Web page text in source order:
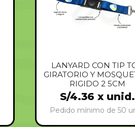
LANYARD CON TIP
GIRATORIO Y
RIGIDO 2 5CM
S/4.36 x unid.
Pedido mínimo de 50